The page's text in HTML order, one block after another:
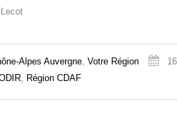
Alpes Auvergne Votre Région
Région CDAF